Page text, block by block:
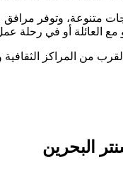
متنوعة، وتوفر مرافق
مع العائلة أو في
من المراكز الثقافية
البحرين